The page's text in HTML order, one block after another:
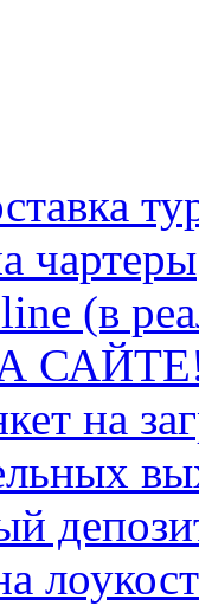
чартеры
(в
на